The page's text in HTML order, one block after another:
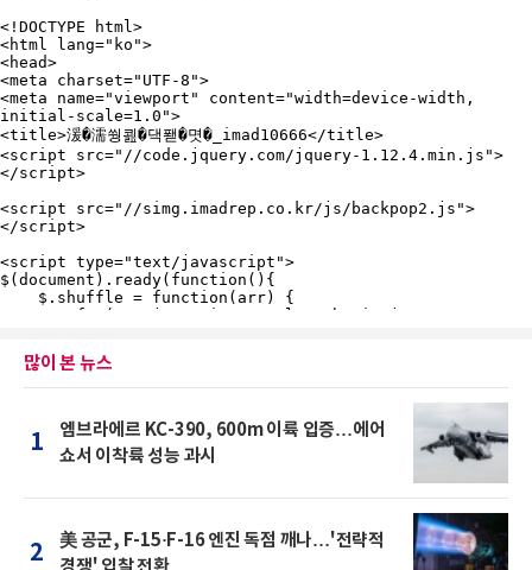
많이 본 뉴스
1
엠브라에르 KC-390, 600m 이륙 입증…에어
쇼서 이착륙 성능 과시
2
美 공군, F-15·F-16 엔진 독점 깨나…'전략적